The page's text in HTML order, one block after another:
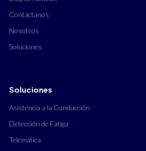
Contáctanos
Nosotros
Soluciones
Soluciones
Asistencia a la Conducción
Detección de Fatiga
Telemática